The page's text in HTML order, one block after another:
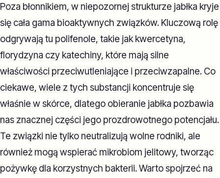
Poza błonnikiem, w niepozornej strukturze jabłka kryje
się cała gama bioaktywnych związków. Kluczową rolę
odgrywają tu polifenole, takie jak kwercetyna,
florydzyna czy katechiny, które mają silne
właściwości przeciwutleniające i przeciwzapalne. Co
ciekawe, wiele z tych substancji koncentruje się
właśnie w skórce, dlatego obieranie jabłka pozbawia
nas znacznej części jego prozdrowotnego potencjału.
Te związki nie tylko neutralizują wolne rodniki, ale
również mogą wspierać mikrobiom jelitowy, tworząc
pożywkę dla korzystnych bakterii. Warto spojrzeć na